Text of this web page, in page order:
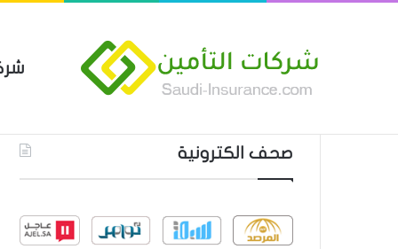
أحدث المواضيع بوليصة التأمين العام من شركة
صحف الكترونية